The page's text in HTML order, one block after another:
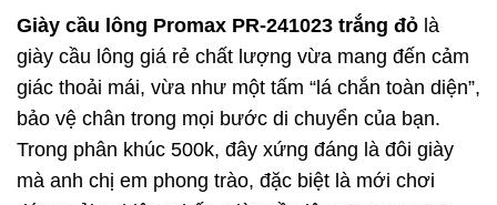
Giày cầu lông Promax PR-241023 trắng đỏ là
giày cầu lông giá rẻ chất lượng vừa mang đến cảm
giác thoải mái, vừa như một tấm “lá chắn toàn diện”,
bảo vệ chân trong mọi bước di chuyển của bạn.
Trong phân khúc 500k, đây xứng đáng là đôi giày
mà anh chị em phong trào, đặc biệt là mới chơi